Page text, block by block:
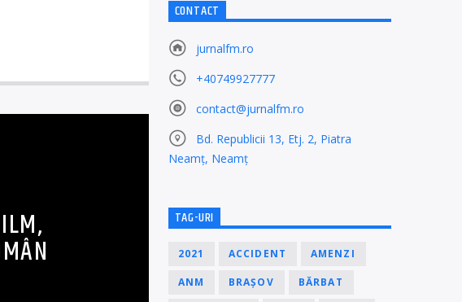
CONTACT
jurnalfm.ro
+40749927777
contact@jurnalfm.ro
Bd. Republicii 13, Etj. 2, Piatra
Neamț, Neamț
TAG-URI
2021 ACCIDENT AMENZI
ANM BRAȘOV BĂRBAT